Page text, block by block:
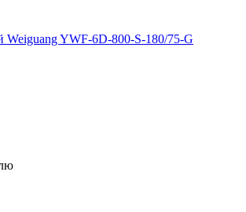
Weiguang YWF-6D-800-S-180/75-G